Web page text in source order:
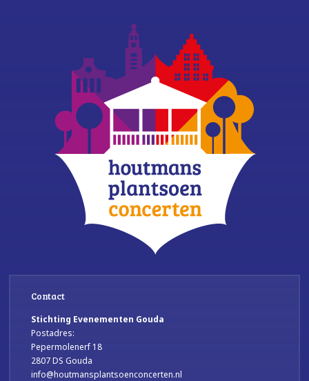
Contact
Stichting Evenementen Gouda
Postadres:
Pepermolenerf 18
2807 DS Gouda
info@houtmansplantsoenconcerten.nl